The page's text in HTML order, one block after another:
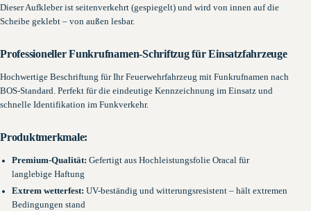
Dieser Aufkleber ist seitenverkehrt (gespiegelt) und wird von innen auf die
Scheibe geklebt – von außen lesbar.
Professioneller Funkrufnamen-Schriftzug für Einsatzfahrzeuge
Hochwertige Beschriftung für Ihr Feuerwehrfahrzeug mit Funkrufnamen nach
BOS-Standard. Perfekt für die eindeutige Kennzeichnung im Einsatz und
schnelle Identifikation im Funkverkehr.
Produktmerkmale:
Premium-Qualität: Gefertigt aus Hochleistungsfolie Oracal für
langlebige Haftung
Extrem wetterfest: UV-beständig und witterungsresistent – hält extremen
Bedingungen stand